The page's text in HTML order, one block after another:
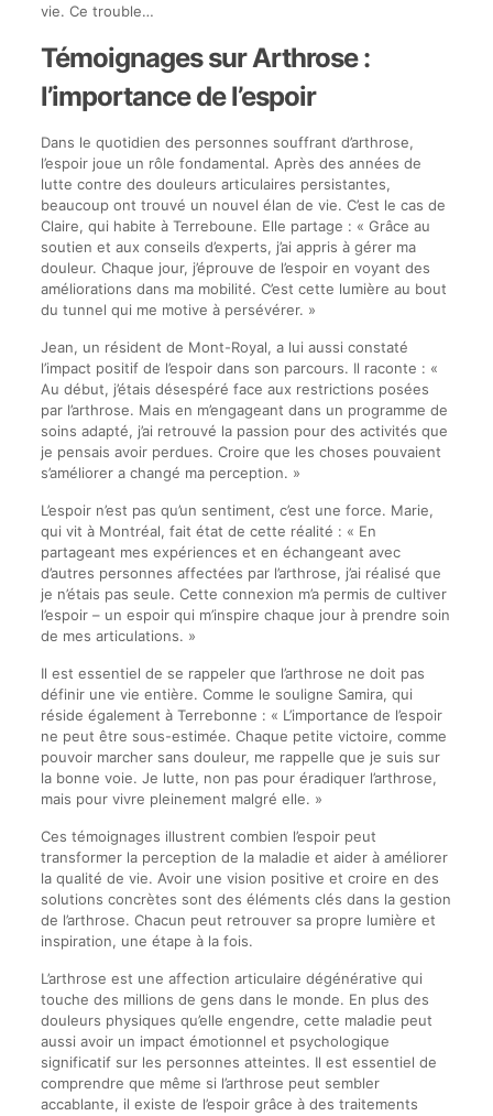
vie. Ce trouble…
Témoignages sur Arthrose :
l’importance de l’espoir
Dans le quotidien des personnes souffrant d’arthrose,
l’espoir joue un rôle fondamental. Après des années de
lutte contre des douleurs articulaires persistantes,
beaucoup ont trouvé un nouvel élan de vie. C’est le cas de
Claire, qui habite à Terreboune. Elle partage : « Grâce au
soutien et aux conseils d’experts, j’ai appris à gérer ma
douleur. Chaque jour, j’éprouve de l’espoir en voyant des
améliorations dans ma mobilité. C’est cette lumière au bout
du tunnel qui me motive à persévérer. »
Jean, un résident de Mont-Royal, a lui aussi constaté
l’impact positif de l’espoir dans son parcours. Il raconte : «
Au début, j’étais désespéré face aux restrictions posées
par l’arthrose. Mais en m’engageant dans un programme de
soins adapté, j’ai retrouvé la passion pour des activités que
je pensais avoir perdues. Croire que les choses pouvaient
s’améliorer a changé ma perception. »
L’espoir n’est pas qu’un sentiment, c’est une force. Marie,
qui vit à Montréal, fait état de cette réalité : « En
partageant mes expériences et en échangeant avec
d’autres personnes affectées par l’arthrose, j’ai réalisé que
je n’étais pas seule. Cette connexion m’a permis de cultiver
l’espoir – un espoir qui m’inspire chaque jour à prendre soin
de mes articulations. »
Il est essentiel de se rappeler que l’arthrose ne doit pas
définir une vie entière. Comme le souligne Samira, qui
réside également à Terrebonne : « L’importance de l’espoir
ne peut être sous-estimée. Chaque petite victoire, comme
pouvoir marcher sans douleur, me rappelle que je suis sur
la bonne voie. Je lutte, non pas pour éradiquer l’arthrose,
mais pour vivre pleinement malgré elle. »
Ces témoignages illustrent combien l’espoir peut
transformer la perception de la maladie et aider à améliorer
la qualité de vie. Avoir une vision positive et croire en des
solutions concrètes sont des éléments clés dans la gestion
de l’arthrose. Chacun peut retrouver sa propre lumière et
inspiration, une étape à la fois.
L’arthrose est une affection articulaire dégénérative qui
touche des millions de gens dans le monde. En plus des
douleurs physiques qu’elle engendre, cette maladie peut
aussi avoir un impact émotionnel et psychologique
significatif sur les personnes atteintes. Il est essentiel de
comprendre que même si l’arthrose peut sembler
accablante, il existe de l’espoir grâce à des traitements